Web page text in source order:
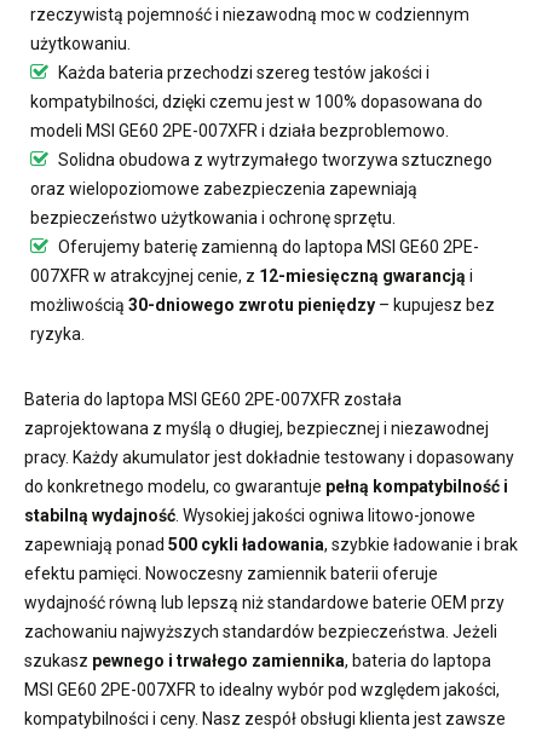
rzeczywistą pojemność i niezawodną moc w codziennym
użytkowaniu.
Każda bateria przechodzi szereg testów jakości i
kompatybilności, dzięki czemu jest w 100% dopasowana do
modeli MSI GE60 2PE-007XFR i działa bezproblemowo.
Solidna obudowa z wytrzymałego tworzywa sztucznego
oraz wielopoziomowe zabezpieczenia zapewniają
bezpieczeństwo użytkowania i ochronę sprzętu.
Oferujemy baterię zamienną do laptopa MSI GE60 2PE-
007XFR w atrakcyjnej cenie, z 12-miesięczną gwarancją i
możliwością 30-dniowego zwrotu pieniędzy – kupujesz bez
ryzyka.
Bateria do laptopa MSI GE60 2PE-007XFR została
zaprojektowana z myślą o długiej, bezpiecznej i niezawodnej
pracy. Każdy akumulator jest dokładnie testowany i dopasowany
do konkretnego modelu, co gwarantuje pełną kompatybilność i
stabilną wydajność . Wysokiej jakości ogniwa litowo-jonowe
zapewniają ponad 500 cykli ładowania, szybkie ładowanie i brak
efektu pamięci. Nowoczesny zamiennik baterii oferuje
wydajność równą lub lepszą niż standardowe baterie OEM przy
zachowaniu najwyższych standardów bezpieczeństwa. Jeżeli
szukasz pewnego i trwałego zamiennika, bateria do laptopa
MSI GE60 2PE-007XFR to idealny wybór pod względem jakości,
kompatybilności i ceny. Nasz zespół obsługi klienta jest zawsze